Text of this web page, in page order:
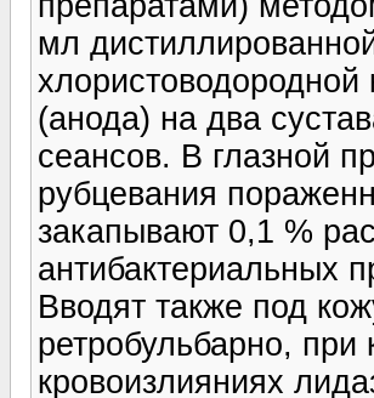
мл
хлористоводородной
(анода) на два
сеансов. В глазной
рубцевания
закапывают 0,1 %
антибактериальных
Вводят также под
ретробульбарно,
кровоизлияниях